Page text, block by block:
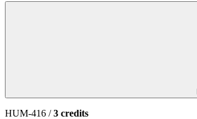
HUM-416 /3 credits